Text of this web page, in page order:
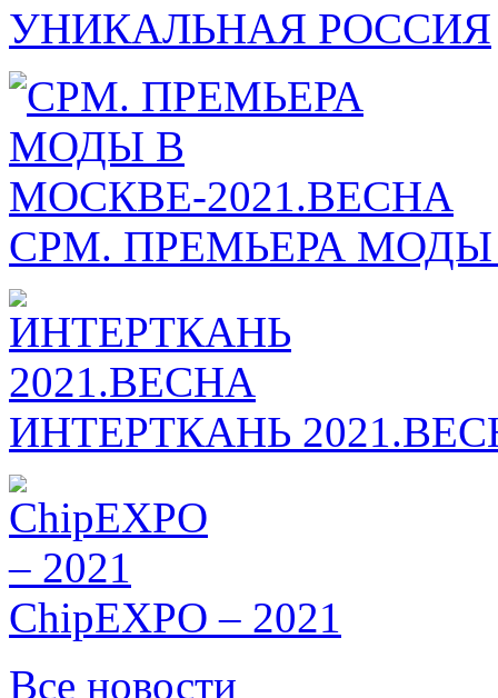
УНИКАЛЬНАЯ РОССИЯ
СРМ. ПРЕМЬЕРА МОДЫ
ИНТЕРТКАНЬ
ChipEXPO – 2021
Все новости